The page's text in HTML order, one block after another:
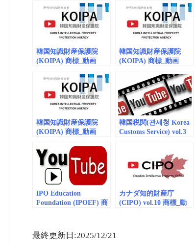
지식재산보호원
韓国知識財産保護院
(KOIPA) 商標_動画
(embedded/playlist) 업
종별 K-브랜드 분쟁 대
응 사례
韓国知識財産保護院
(KOIPA) 商標_動画
지식재산보호원
韓国知識財産保護院
(KOIPA) 商標_動画
식재산보호원
韓国税関(관세청 Korea
Customs Service) vol.3
IPO Education
Foundation (IPOEF) 商
カナダ知的財産庁
(CIPO) vol.10 商標_動
最終更新日:2025/12/21